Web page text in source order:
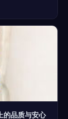
的品质与安心